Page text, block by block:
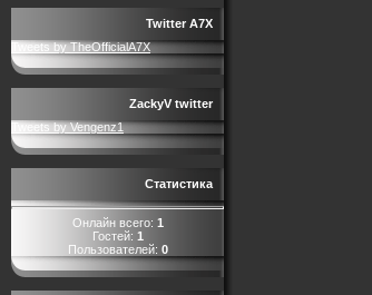
Twitter A7X
Tweets by TheOfficialA7X
ZackyV twitter
Tweets by Vengenz1
Статистика
Онлайн всего: 1
Гостей: 1
Пользователей: 0